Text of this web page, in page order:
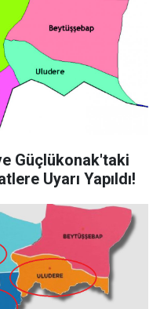
Güçlükonak'taki
Uyarı Yapıldı!